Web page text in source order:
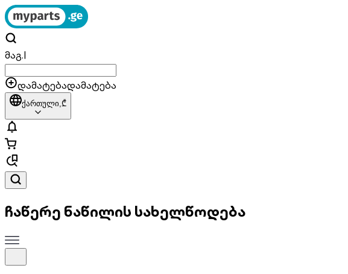
მაგ.|
დამატებადამატება
ქართული,₾
ჩაწერე ნაწილის სახელწოდება